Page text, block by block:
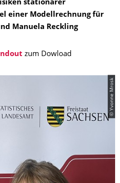
stationärer
einer Modellrechnung für
Manuela Reckling
zum Dowload
© Yvonne Mrosk